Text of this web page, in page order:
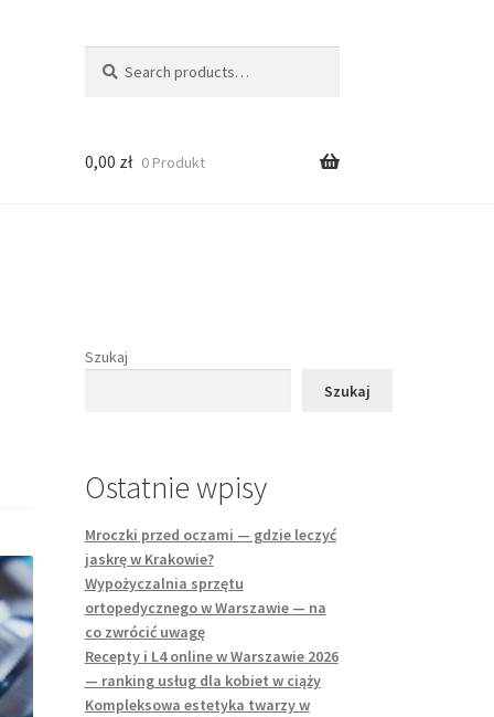
for:
0,00 zł 0 Produkt
Szukaj
Szukaj
Ostatnie wpisy
Mroczki przed oczami — gdzie leczyć
jaskrę w Krakowie?
Wypożyczalnia sprzętu
ortopedycznego w Warszawie — na
co zwrócić uwagę
Recepty i L4 online w Warszawie 2026
— ranking usług dla kobiet w ciąży
Kompleksowa estetyka twarzy w